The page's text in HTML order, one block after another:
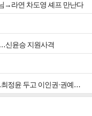
→라연 차도영 셰프 만난다
신윤승 지원사격
'합숙맞선2' 강신우, 김다혜 철벽에 폭주…최정윤 두고 이인권·권예찬·문성모 경쟁